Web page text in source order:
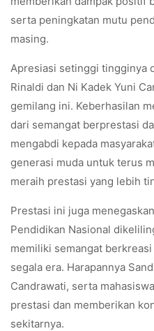
serta peningkatan mutu
masing.
Apresiasi setinggi tingginya
Rinaldi dan Ni Kadek Yuni
gemilang ini. Keberhasilan
dari semangat berprestasi
mengabdi kepada
generasi muda untuk terus
meraih prestasi yang lebih
Prestasi ini juga
Pendidikan Nasional
memiliki semangat
segala era. Harapannya
Candrawati, serta
prestasi dan memberikan
sekitarnya.